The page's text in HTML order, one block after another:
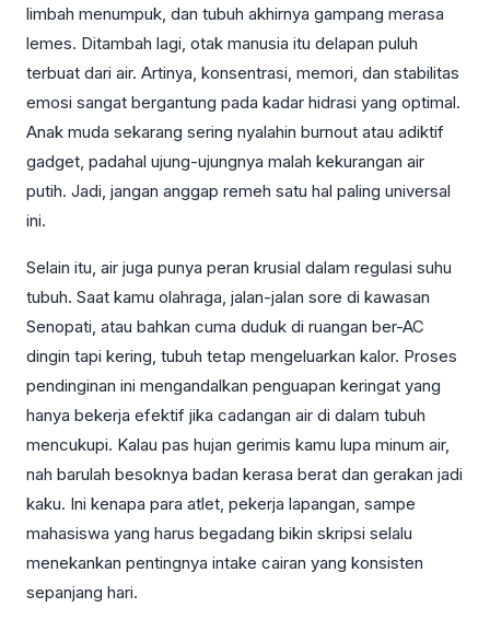
limbah menumpuk, dan tubuh akhirnya gampang merasa
lemes. Ditambah lagi, otak manusia itu delapan puluh
terbuat dari air. Artinya, konsentrasi, memori, dan stabilitas
emosi sangat bergantung pada kadar hidrasi yang optimal.
Anak muda sekarang sering nyalahin burnout atau adiktif
gadget, padahal ujung-ujungnya malah kekurangan air
putih. Jadi, jangan anggap remeh satu hal paling universal
ini.
Selain itu, air juga punya peran krusial dalam regulasi suhu
tubuh. Saat kamu olahraga, jalan-jalan sore di kawasan
Senopati, atau bahkan cuma duduk di ruangan ber-AC
dingin tapi kering, tubuh tetap mengeluarkan kalor. Proses
pendinginan ini mengandalkan penguapan keringat yang
hanya bekerja efektif jika cadangan air di dalam tubuh
mencukupi. Kalau pas hujan gerimis kamu lupa minum air,
nah barulah besoknya badan kerasa berat dan gerakan jadi
kaku. Ini kenapa para atlet, pekerja lapangan, sampe
mahasiswa yang harus begadang bikin skripsi selalu
menekankan pentingnya intake cairan yang konsisten
sepanjang hari.